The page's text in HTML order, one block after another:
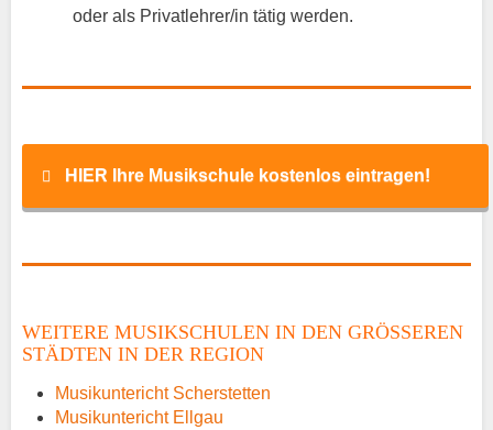
oder als Privatlehrer/in tätig werden.
HIER Ihre Musikschule kostenlos eintragen!
WEITERE MUSIKSCHULEN IN DEN GRÖSSEREN S
TÄDTEN IN DER REGION
Musikuntericht Scherstetten
Musikuntericht Ellgau